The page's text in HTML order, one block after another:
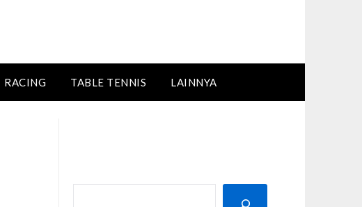
RACING TABLE TENNIS LAINNYA